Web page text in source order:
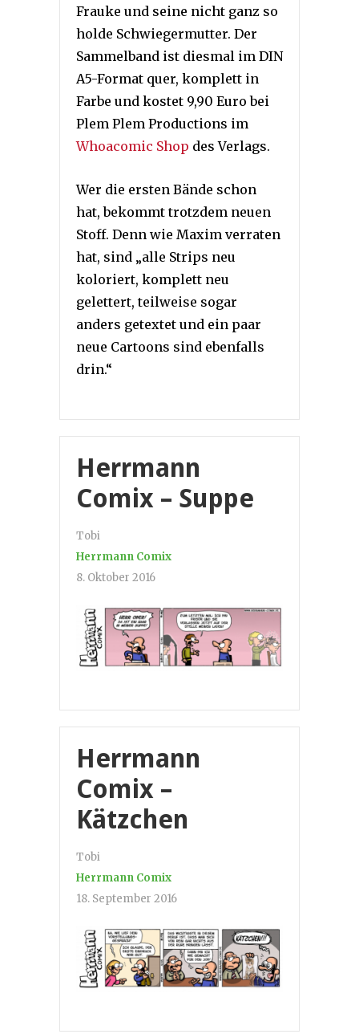
Frauke und seine nicht ganz so
holde Schwiegermutter. Der
Sammelband ist diesmal im DIN
A5-Format quer, komplett in
Farbe und kostet 9,90 Euro bei
Plem Plem Productions im
Whoacomic Shop des Verlags.
Wer die ersten Bände schon
hat, bekommt trotzdem neuen
Stoff. Denn wie Maxim verraten
hat, sind „alle Strips neu
koloriert, komplett neu
gelettert, teilweise sogar
anders getextet und ein paar
neue Cartoons sind ebenfalls
drin.“
Herrmann
Comix – Suppe
Tobi
Herrmann Comix
8. Oktober 2016
Herrmann
Comix –
Kätzchen
Tobi
Herrmann Comix
18. September 2016